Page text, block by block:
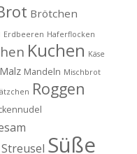
Brötchen
Erdbeeren Haferflocken
Kuchen Käse
Malz Mandeln Mischbrot
Roggen
Streusel Süße